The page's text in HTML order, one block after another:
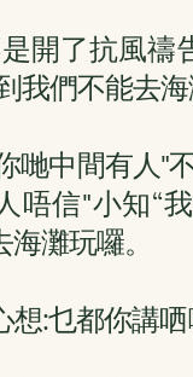
開了抗風禱
我們不能去海
哋中間有人"
唔信"小知“
灘玩囉。
想:乜都你講